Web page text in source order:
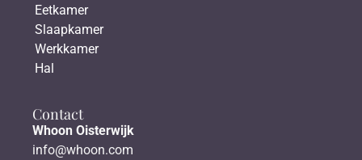
Eetkamer
Slaapkamer
Werkkamer
Hal
Contact
Whoon Oisterwijk
info@whoon.com